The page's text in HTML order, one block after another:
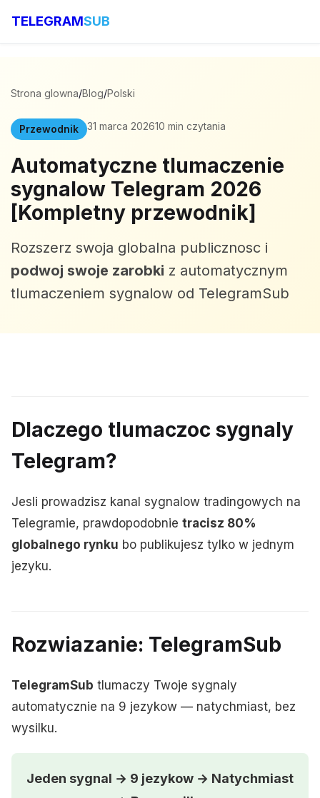
TELEGRAMSUB
Strona glowna/Blog/Polski
Przewodnik 31 marca 202610 min czytania
Automatyczne tlumaczenie
sygnalow Telegram 2026
[Kompletny przewodnik]
Rozszerz swoja globalna publicznosc i
podwoj swoje zarobki z automatycznym
tlumaczeniem sygnalow od TelegramSub
Dlaczego tlumaczoc sygnaly
Telegram?
Jesli prowadzisz kanal sygnalow tradingowych na
Telegramie, prawdopodobnie tracisz 80%
globalnego rynku bo publikujesz tylko w jednym
jezyku.
Rozwiazanie: TelegramSub
TelegramSub tlumaczy Twoje sygnaly
automatycznie na 9 jezykow — natychmiast, bez
wysilku.
Jeden sygnal → 9 jezykow → Natychmiast